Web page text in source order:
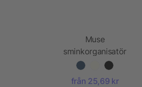
Muse
sminkorganisatör
av GRS RPET
från 25,69 kr